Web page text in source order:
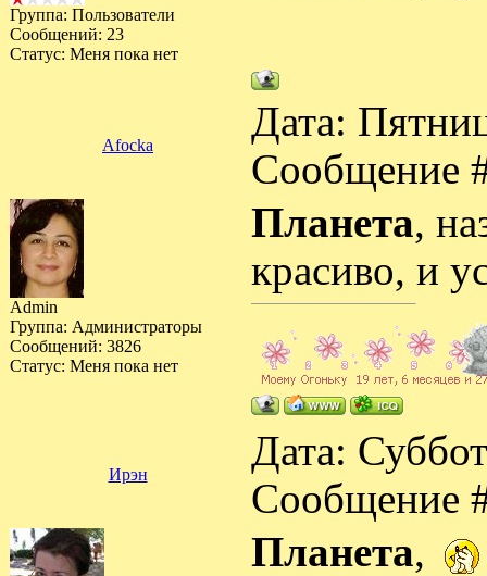
Группа: Пользователи
Сообщений: 23
Статус: Меня пока нет
Afocka
Дата:
Сообщение
Admin
Группа: Администраторы
Сообщений: 3826
Статус: Меня пока нет
Планета,
красиво, и
Ирэн
Дата:
Сообщение
Планета,